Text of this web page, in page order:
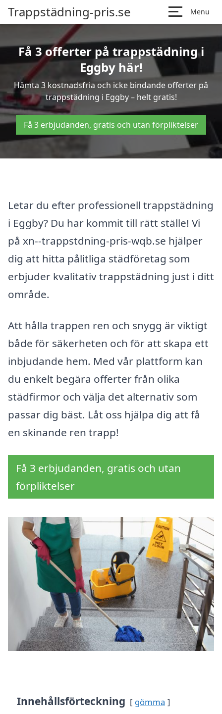
Trappstädning-pris.se Menu
Få 3 offerter på trappstädning i
Eggby här!
Hämta 3 kostnadsfria och icke bindande offerter på
trappstädning i Eggby – helt gratis!
Få 3 erbjudanden, gratis och utan förpliktelser
Letar du efter professionell trappstädning
i Eggby? Du har kommit till rätt ställe! Vi
på xn--trappstdning-pris-wqb.se hjälper
dig att hitta pålitliga städföretag som
erbjuder kvalitativ trappstädning just i ditt
område.
Att hålla trappen ren och snygg är viktigt
både för säkerheten och för att skapa ett
inbjudande hem. Med vår plattform kan
du enkelt begära offerter från olika
städfirmor och välja det alternativ som
passar dig bäst. Låt oss hjälpa dig att få
en skinande ren trapp!
Få 3 erbjudanden, gratis och utan
förpliktelser
Innehållsförteckning gömma